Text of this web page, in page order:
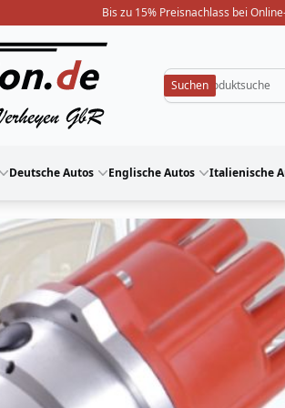
Bis zu 15% Preisnachlass bei
Deutsche Autos Englische Autos Italienische